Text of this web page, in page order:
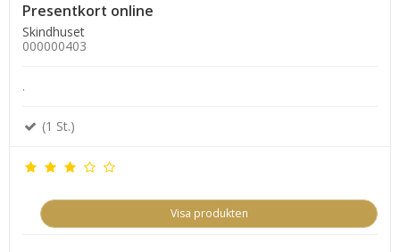
Presentkort online
Skindhuset
000000403
.
(1 St.)
Visa produkten